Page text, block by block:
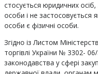
стосується юридичних
особи і не
особи є фізичні особи.
Згідно із Листом
торгівлі України № 3302-
законодавства у сфері